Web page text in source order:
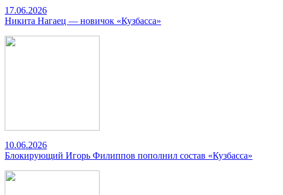
17.06.2026
Никита Нагаец — новичок «Кузбасса»
10.06.2026
Блокирующий Игорь Филиппов пополнил состав «Кузбасса»